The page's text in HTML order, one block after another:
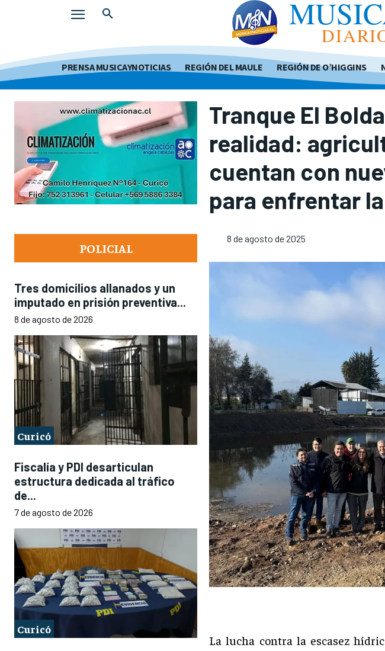
PRENSA MUSICAYNOTICIAS REGIÓN DEL MAULE REGIÓN DE O’HIGGINS
POLICIAL
Tres domicilios allanados y un
imputado en prisión preventiva...
8 de agosto de 2026
Curicó
Fiscalía y PDI desarticulan
estructura dedicada al tráfico
de...
7 de agosto de 2026
Curicó
Tranque El
realidad:
cuentan con
para enfrentar
8 de agosto de 2025
La lucha contra la escasez